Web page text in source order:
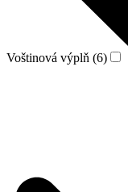
Voštinová výplň (6)